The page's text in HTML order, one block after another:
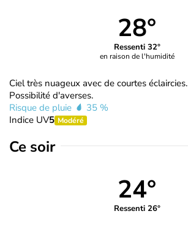
28°
Ressenti 32°
en raison de l'humidité
Ciel très nuageux avec de courtes éclaircies.
Possibilité d'averses.
Risque de pluie
35 %
Indice UV5 Modéré
Ce soir
24°
Ressenti 26°